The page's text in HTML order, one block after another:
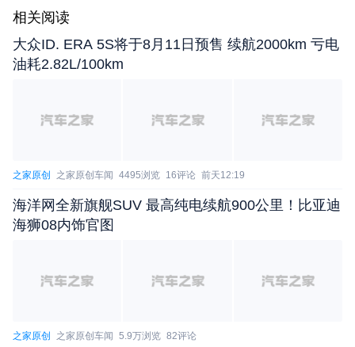
叫“跷跷板效应”。在小模型的系统里，当一个版本解
决了一些问题，比如针对上海、武汉等城市做了特
调，可能就在深圳、广州、北京变差了，也会引入一
任这个系统的原因。就像今天我用车，可能我今天在
表现就非常差，这也影响了用户长期的信任，影响了
辅助驾驶的持续使用。
回过头看过去五年，整个来看就是小模型的主导
端，合并到25年的一个小模型，小模型的阶段已经持
时期，越来越多公司提出了物理AI的概念。本质上来
相关阅读
大众ID. ERA 5S将于8月11日预售 续航2000km 亏电
油耗2.82L/100km
之家原创 之家原创车闻 4495浏览 16评论 前天12:19
海洋网全新旗舰SUV 最高纯电续航900公里！比亚迪
海狮08内饰官图
之家原创 之家原创车闻 5.9万浏览 82评论